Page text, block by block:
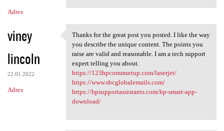
Adres
viney
lincoln
22.01.2022
Adres
Thanks for the great post you
Thanks for the great post you posted. I like the way
you describe the unique content. The points you
raise are valid and reasonable. I am a tech support
expert telling you about.
https://123hpcommsetup.com/laserjet/
https://www.sbcglobalemails.com/
https://hpsupportassistants.com/hp-smart-app-
download/